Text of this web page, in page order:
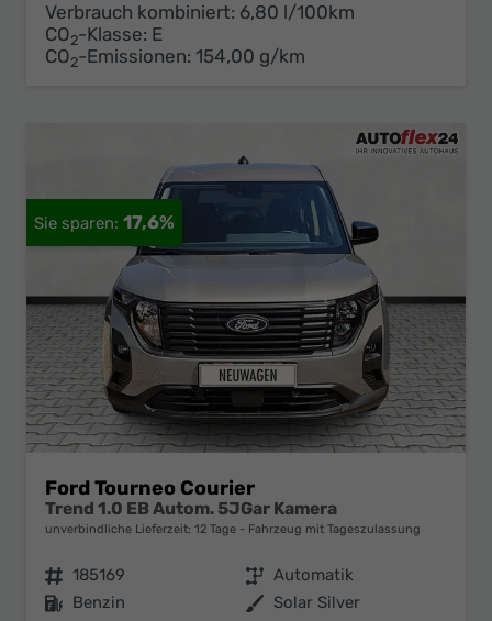
Verbrauch kombiniert: 6,80 l/100km
CO2-Klasse: E
CO2-Emissionen: 154,00 g/km
17,6%
Ford Tourneo Courier
Trend 1.0 EB Autom. 5JGar Kamera
unverbindliche Lieferzeit: 12 Tage Fahrzeug mit Tageszulassung
Fahrzeugnr. 185169 Getriebe Automatik
Kraftstoff Benzin Außenfarbe Solar Silver